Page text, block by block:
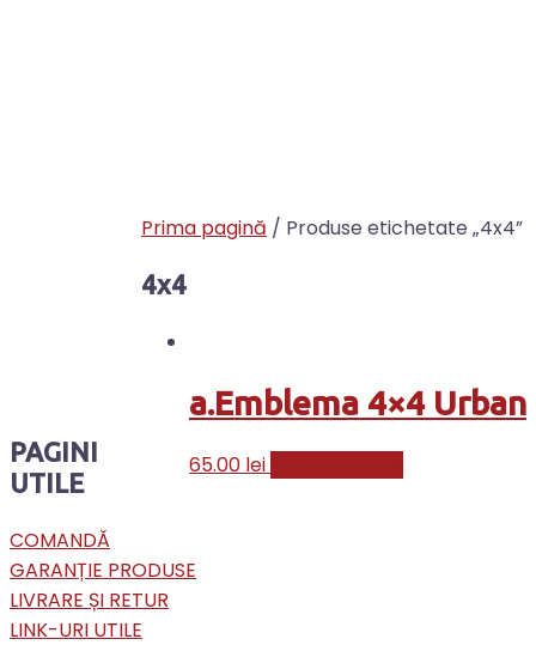
Prima pagină / Produse etichetate „4x4”
4x4
a.Emblema 4×4 Urban
65.00 lei
PAGINI
UTILE
COMANDĂ
GARANȚIE PRODUSE
LIVRARE ȘI RETUR
LINK-URI UTILE